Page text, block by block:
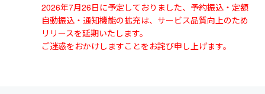
2026年7月26日に予定しておりました、予約振込・定額
自動振込・通知機能の拡充は、サービス品質向上のため
リリースを延期いたします。
ご迷惑をおかけしますことをお詫び申し上げます。